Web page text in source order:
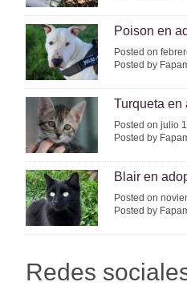
Poison en
Posted on
Posted by
Turqueta en
Posted on julio
Posted by
Blair en
Posted on
Posted by
Redes